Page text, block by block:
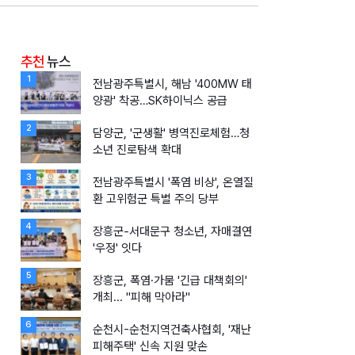
추천뉴스
1
전남광주특별시, 해남 '400MW 태
양광' 착공…SK하이닉스 공급
2
담양군, '군생활' 병역진로체험…청
소년 진로탐색 확대
3
전남광주특별시 '폭염 비상', 온열질
환 고위험군 특별 주의 당부
4
장흥군-서대문구 청소년, 자매결연
'우정' 잇다
5
장흥군, 폭염·가뭄 '긴급 대책회의'
개최... "피해 막아라"
6
순천시-순천지역건축사협회, '재난
피해주택' 신속 지원 맞손